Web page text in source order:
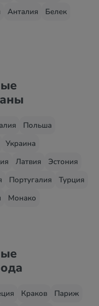
Анталия
Белек
Польша
Украина
Латвия
Эстония
Португалия
Турция
Монако
Краков
Париж